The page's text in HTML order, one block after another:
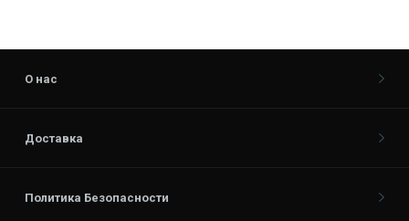
О нас
Доставка
Политика Безопасности